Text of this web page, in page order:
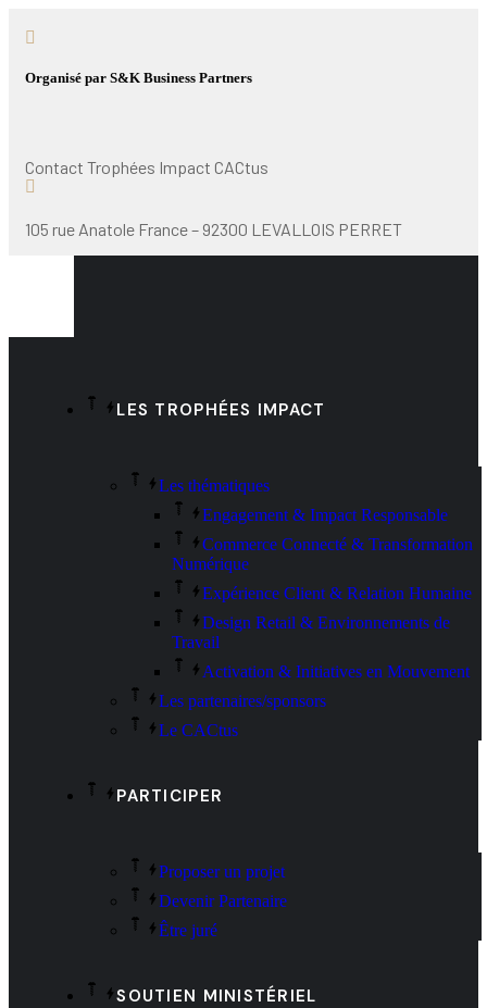
Organisé par S&K Business Partners
Contact Trophées Impact CACtus
105 rue Anatole France – 92300 LEVALLOIS PERRET
LES TROPHÉES IMPACT
Les thématiques
Engagement & Impact Responsable
Commerce Connecté & Transformation
Numérique
Expérience Client & Relation Humaine
Design Retail & Environnements de
Travail
Activation & Initiatives en Mouvement
Les partenaires/sponsors
Le CACtus
PARTICIPER
Proposer un projet
Devenir Partenaire
Être juré
SOUTIEN MINISTÉRIEL